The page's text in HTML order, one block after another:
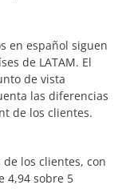
en español siguen
de LATAM. El
de vista
las diferencias
de los clientes.
los clientes, con
4,94 sobre 5